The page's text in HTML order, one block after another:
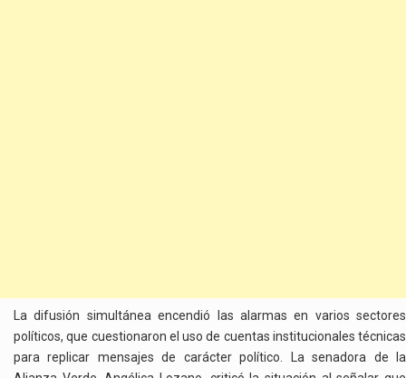
La difusión simultánea encendió las alarmas en varios sectores
políticos, que cuestionaron el uso de cuentas institucionales técnicas
para replicar mensajes de carácter político. La senadora de la